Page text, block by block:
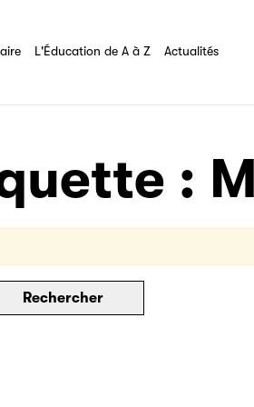
L'Éducation de A à Z Actualités
sur l'association
scolaire
de A à Z
: